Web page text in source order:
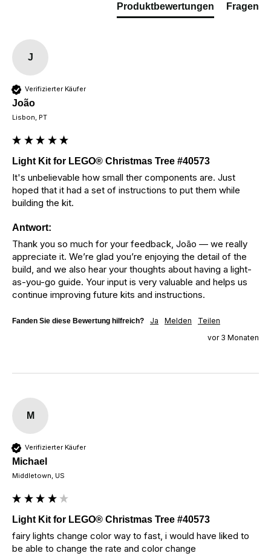
Produktbewertungen Fragen
J
Verifizierter Käufer
João
Lisbon, PT
Light Kit for LEGO® Christmas Tree #40573
It's unbelievable how small ther components are. Just
hoped that it had a set of instructions to put them while
building the kit.
Antwort:
Thank you so much for your feedback, João — we really
appreciate it. We’re glad you’re enjoying the detail of the
build, and we also hear your thoughts about having a light-
as-you-go guide. Your input is very valuable and helps us
continue improving future kits and instructions.
Fanden Sie diese Bewertung hilfreich? Ja Melden
Teilen
vor 3 Monaten
M
Verifizierter Käufer
Michael
Middletown, US
Light Kit for LEGO® Christmas Tree #40573
fairy lights change color way to fast, i would have liked to
be able to change the rate and color change